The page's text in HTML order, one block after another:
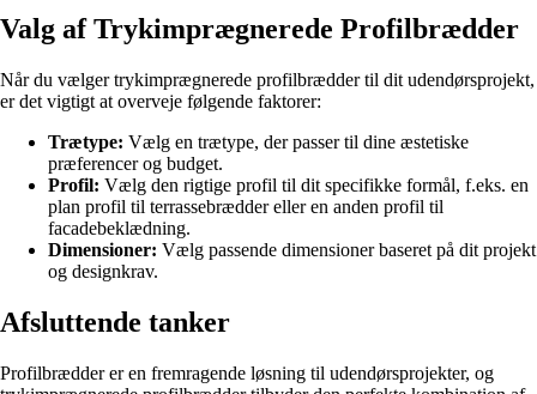
Valg af Trykimprægnerede Profilbrædder
Når du vælger trykimprægnerede profilbrædder til dit udendørsprojekt,
er det vigtigt at overveje følgende faktorer:
Trætype: Vælg en trætype, der passer til dine æstetiske
præferencer og budget.
Profil: Vælg den rigtige profil til dit specifikke formål, f.eks. en
plan profil til terrassebrædder eller en anden profil til
facadebeklædning.
Dimensioner: Vælg passende dimensioner baseret på dit projekt
og designkrav.
Afsluttende tanker
Profilbrædder er en fremragende løsning til udendørsprojekter, og